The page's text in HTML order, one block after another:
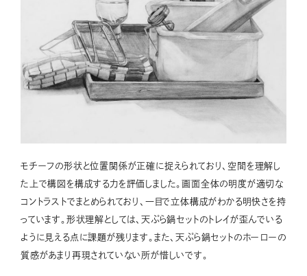
モチーフの形状と位置関係が正確に捉えられており、空間を理解し
た上で構図を構成する力を評価しました。画面全体の明度が適切な
コントラストでまとめられており、一目で立体構成がわかる明快さを持
っています。形状理解としては、天ぷら鍋セットのトレイが歪んでいる
ように見える点に課題が残ります。また、天ぷら鍋セットのホーローの
質感があまり再現されていない所が惜しいです。